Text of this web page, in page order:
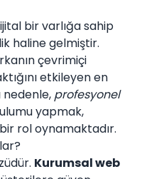
bir varlığa sahip
haline gelmiştir.
çevrimiçi
etkileyen en
nedenle, profesyonel
yapmak,
rol oynamaktadır.
Kurumsal web